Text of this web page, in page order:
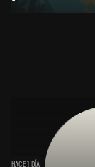
HACE 1 DÍA